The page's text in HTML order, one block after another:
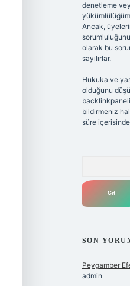
denetleme
Ancak,
olarak bu
sayılırlar.
Hukuka ve
olduğunu
bildirmeniz
süre
SON
Peygamber
admin